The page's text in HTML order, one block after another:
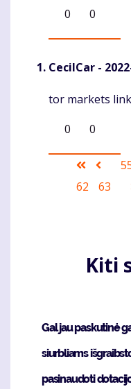
0
0
CecilCar -
Komentaras
tor markets
0
0
Pagination
First
page
Puslapis
62 63
Kiti
Gal jau paskutinė
siurbliams
pasinaudoti